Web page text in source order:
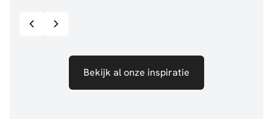
Bekijk al onze inspiratie